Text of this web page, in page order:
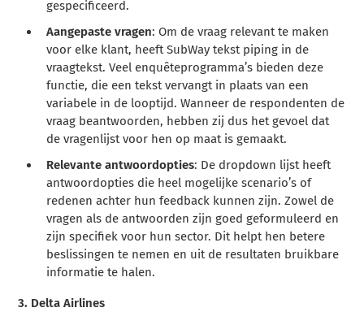
gespecificeerd.
Aangepaste vragen: Om de vraag relevant te maken
voor elke klant, heeft SubWay tekst piping in de
vraagtekst. Veel enquêteprogramma’s bieden deze
functie, die een tekst vervangt in plaats van een
variabele in de looptijd. Wanneer de respondenten de
vraag beantwoorden, hebben zij dus het gevoel dat
de vragenlijst voor hen op maat is gemaakt.
Relevante antwoordopties: De dropdown lijst heeft
antwoordopties die heel mogelijke scenario’s of
redenen achter hun feedback kunnen zijn. Zowel de
vragen als de antwoorden zijn goed geformuleerd en
zijn specifiek voor hun sector. Dit helpt hen betere
beslissingen te nemen en uit de resultaten bruikbare
informatie te halen.
3. Delta Airlines